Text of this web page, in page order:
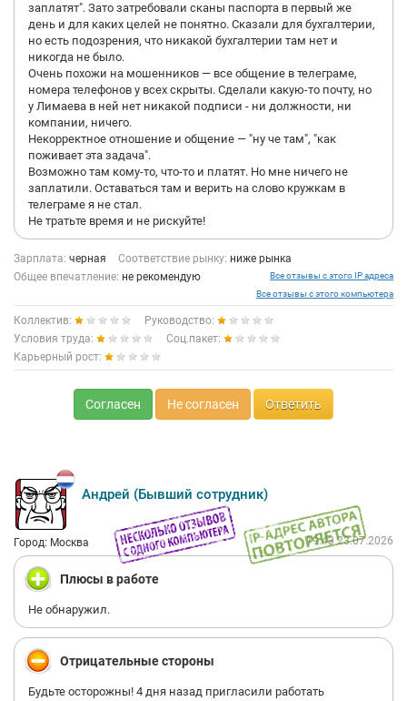
заплатят". Зато затребовали сканы паспорта в первый же
день и для каких целей не понятно. Сказали для бухгалтерии,
но есть подозрения, что никакой бухгалтерии там нет и
никогда не было.
Очень похожи на мошенников — все общение в телеграме,
номера телефонов у всех скрыты. Сделали какую-то почту, но
у Лимаева в ней нет никакой подписи - ни должности, ни
компании, ничего.
Некорректное отношение и общение — "ну че там", "как
поживает эта задача".
Возможно там кому-то, что-то и платят. Но мне ничего не
заплатили. Оставаться там и верить на слово кружкам в
телеграме я не стал.
Не тратьте время и не рискуйте!
Зарплата: черная Соответствие рынку: ниже рынка
Общее впечатление: не рекомендую
Все отзывы с этого IP адреса
Все отзывы с этого компьютера
Коллектив:
Руководство:
Условия труда:
Соц.пакет:
Карьерный рост:
Согласен Не согласен Ответить
Андрей (Бывший сотрудник)
Город: Москва 19:43 23.07.2026
Плюсы в работе
Не обнаружил.
Отрицательные стороны
Будьте осторожны! 4 дня назад пригласили работать